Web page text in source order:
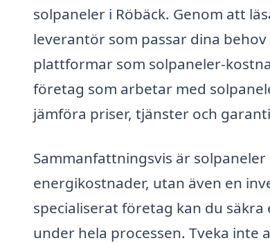
solpaneler i Röbäck. Genom att
leverantör som passar dina
plattformar som solpaneler-
företag som arbetar med
jämföra priser, tjänster och
Sammanfattningsvis är
energikostnader, utan även en
specialiserat företag kan du
under hela processen. Tveka